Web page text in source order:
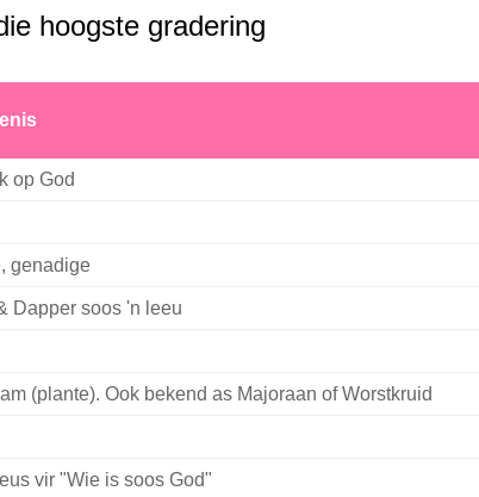
hoogste gradering
op God
genadige
Dapper soos 'n leeu
(plante). Ook bekend as Majoraan of Worstkruid
vir "Wie is soos God"